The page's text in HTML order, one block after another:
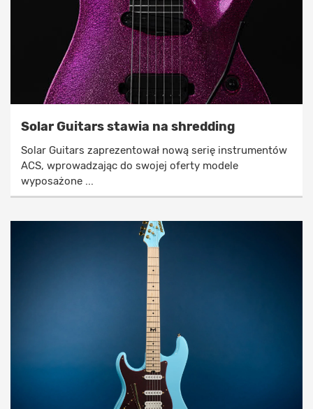
Solar Guitars stawia na shredding
Solar Guitars zaprezentował nową serię instrumentów
ACS, wprowadzając do swojej oferty modele
wyposażone ...